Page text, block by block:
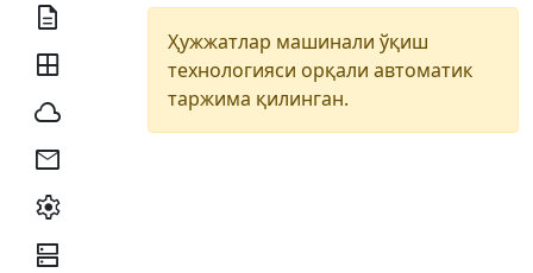






Ҳужжатлар машинали ўқиш
технологияси орқали автоматик
таржима қилинган.